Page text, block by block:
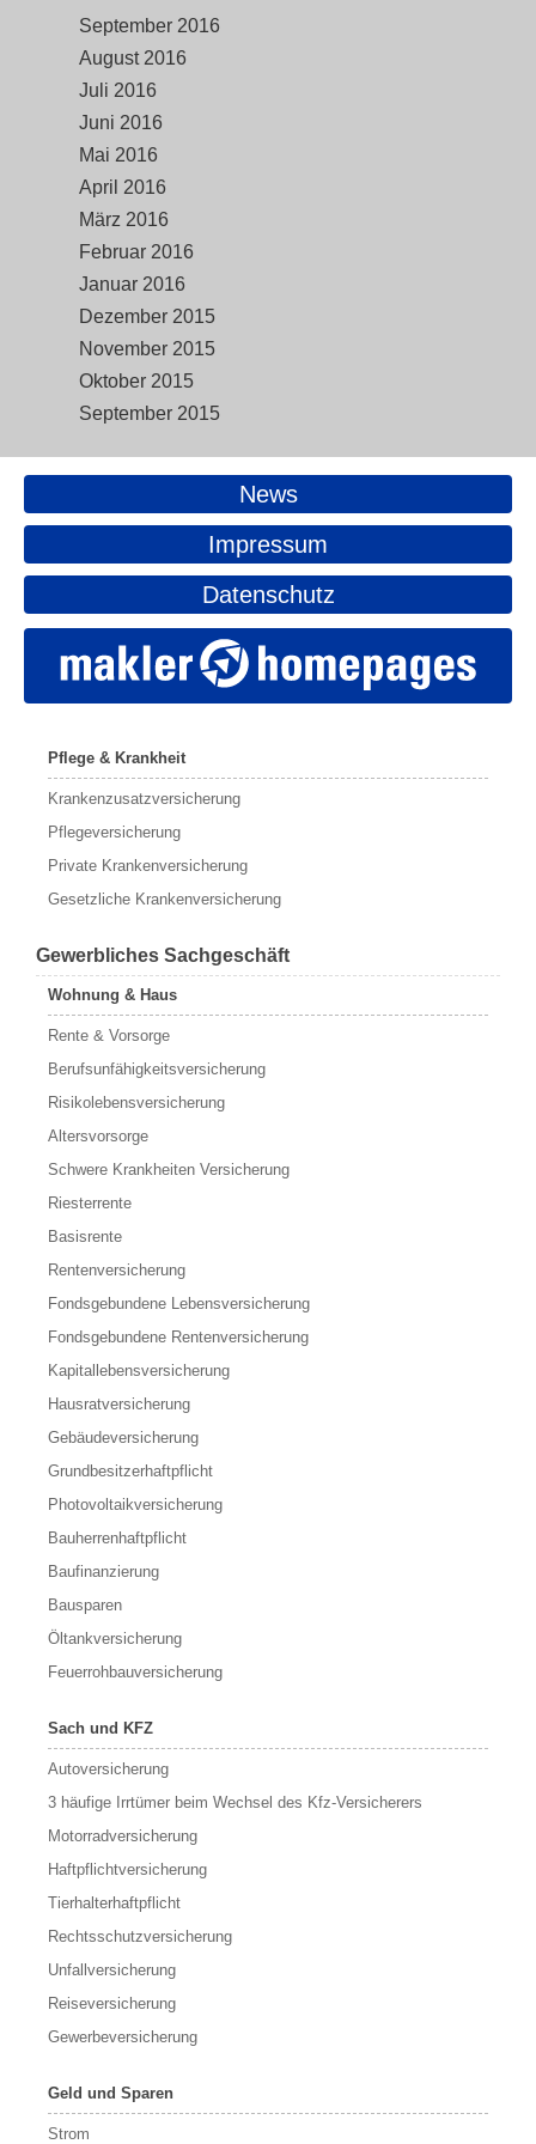
September 2016
August 2016
Juli 2016
Juni 2016
Mai 2016
April 2016
März 2016
Februar 2016
Januar 2016
Dezember 2015
November 2015
Oktober 2015
September 2015
News
Impressum
Datenschutz
Pflege & Krankheit
Krankenzusatzversicherung
Pflegeversicherung
Private Krankenversicherung
Gesetzliche Krankenversicherung
Gewerbliches Sachgeschäft
Wohnung & Haus
Rente & Vorsorge
Berufs­unfähigkeitsversicherung
Risikolebensversicherung
Altersvorsorge
Schwere Krankheiten Versicherung
Riesterrente
Basisrente
Rentenversicherung
Fondsgebundene Lebensversicherung
Fondsgebundene Rentenversicherung
Kapitallebensversicherung
Hausratversicherung
Gebäudeversicherung
Grundbesitzerhaftpflicht
Photovoltaikversicherung
Bauherrenhaftpflicht
Baufinanzierung
Bausparen
Öltankversicherung
Feuerrohbauversicherung
Sach und KFZ
Autoversicherung
3 häufige Irrtümer beim Wechsel des Kfz-Versicherers
Motorradversicherung
Haftpflichtversicherung
Tierhalterhaftpflicht
Rechtsschutzversicherung
Unfallversicherung
Reiseversicherung
Gewerbeversicherung
Geld und Sparen
Strom